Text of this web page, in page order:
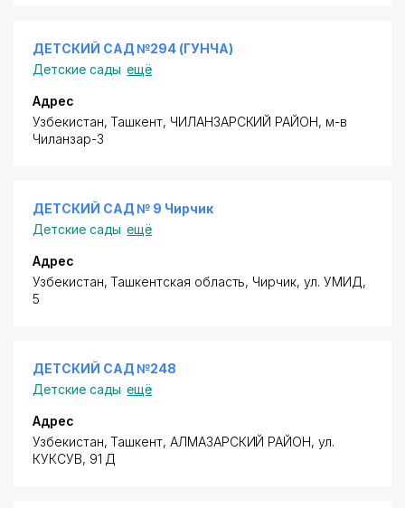
ДЕТСКИЙ САД №294 (ГУНЧА)
Детские сады ещё
Адрес
Узбекистан, Ташкент, ЧИЛАНЗАРСКИЙ РАЙОН, м-в
Чиланзар-3
ДЕТСКИЙ САД № 9 Чирчик
Детские сады ещё
Адрес
Узбекистан, Ташкентская область, Чирчик, ул. УМИД,
5
ДЕТСКИЙ САД №248
Детские сады ещё
Адрес
Узбекистан, Ташкент, АЛМАЗАРСКИЙ РАЙОН,ул.
КУКСУВ, 91 Д